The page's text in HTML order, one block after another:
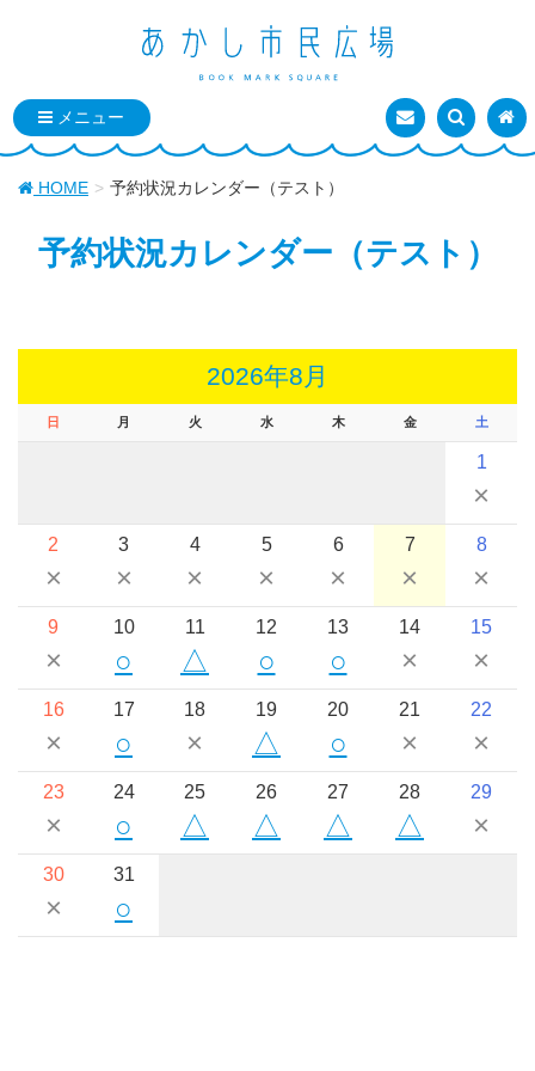
お問い合わせ
検索を表
ト
HOME 予約状況カレンダー（テスト）
予約状況カレンダー（テスト）
2026年8月
日 月 火 水 木 金 土
1
×
2
×
3
×
4
×
5
×
6
×
7
×
8
×
9
×
10
○
11
△
12
○
13
○
14
×
15
×
16
×
17
○
18
×
19
△
20
○
21
×
22
×
23
×
24
○
25
△
26
△
27
△
28
△
29
×
30
×
31
○